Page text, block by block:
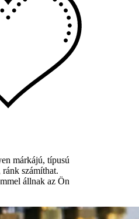
márkájú, típusú
számíthat.
állnak az Ön